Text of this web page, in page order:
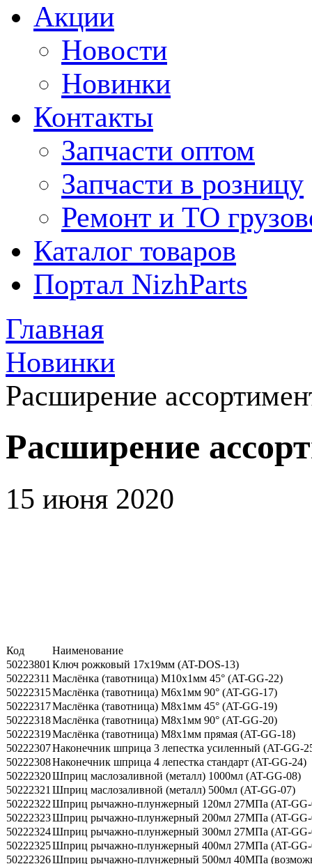
Акции
Новости
Новинки
Контакты
Запчасти оптом
Запчасти в розницу
Ремонт и ТО
Каталог товаров
Портал NizhParts
Главная
Новинки
Расширение
Расширение
15 июня 2020
Код
Наименование
50223801 Ключ рожковый 17х19мм (AT-DOS-13)
50222311 Маслёнка (тавотница) М10х1мм 45° (AT-GG-22)
50222315Маслёнка (тавотница) М6х1мм 90° (AT-GG-17)
50222317Маслёнка (тавотница) М8х1мм 45° (AT-GG-19)
50222318Маслёнка (тавотница) М8х1мм 90° (AT-GG-20)
50222319Маслёнка (тавотница) М8х1мм прямая (AT-GG-18)
50222307Наконечник шприца 3 лепестка усиленный (AT-GG-
50222308Наконечник шприца 4 лепестка стандарт (AT-GG-24)
50222320Шприц маслозаливной (металл) 1000мл (AT-GG-08)
50222321 Шприц маслозаливной (металл) 500мл (AT-GG-07)
50222322Шприц рычажно-плунжерный 120мл 27МПа (AT-GG-
50222323Шприц рычажно-плунжерный 200мл 27МПа (AT-GG-
50222324Шприц рычажно-плунжерный 300мл 27МПа (AT-GG-
50222325Шприц рычажно-плунжерный 400мл 27МПа (AT-GG-
50222326Шприц рычажно-плунжерный 500мл 40МПа